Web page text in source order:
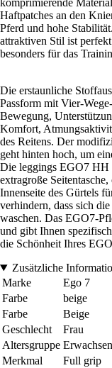
komprimierende
Haftpatches an den
Pferd und hohe
attraktiven Stil ist
besonders für das
Die erstaunliche
Passform mit Vier-
Bewegung,
Komfort,
des Reitens. Der
geht hinten hoch, um
Die leggings EGO7 HH
extragroße
Innenseite des Gürtels
verhindern, dass sich
waschen. Das EGO7-
und gibt Ihnen
die Schönheit Ihres
Zusätzliche
Marke
Ego 7
Farbe
beige
Farbe
Beige
Geschlecht
Frau
Altersgruppe
Merkmal
Full grip